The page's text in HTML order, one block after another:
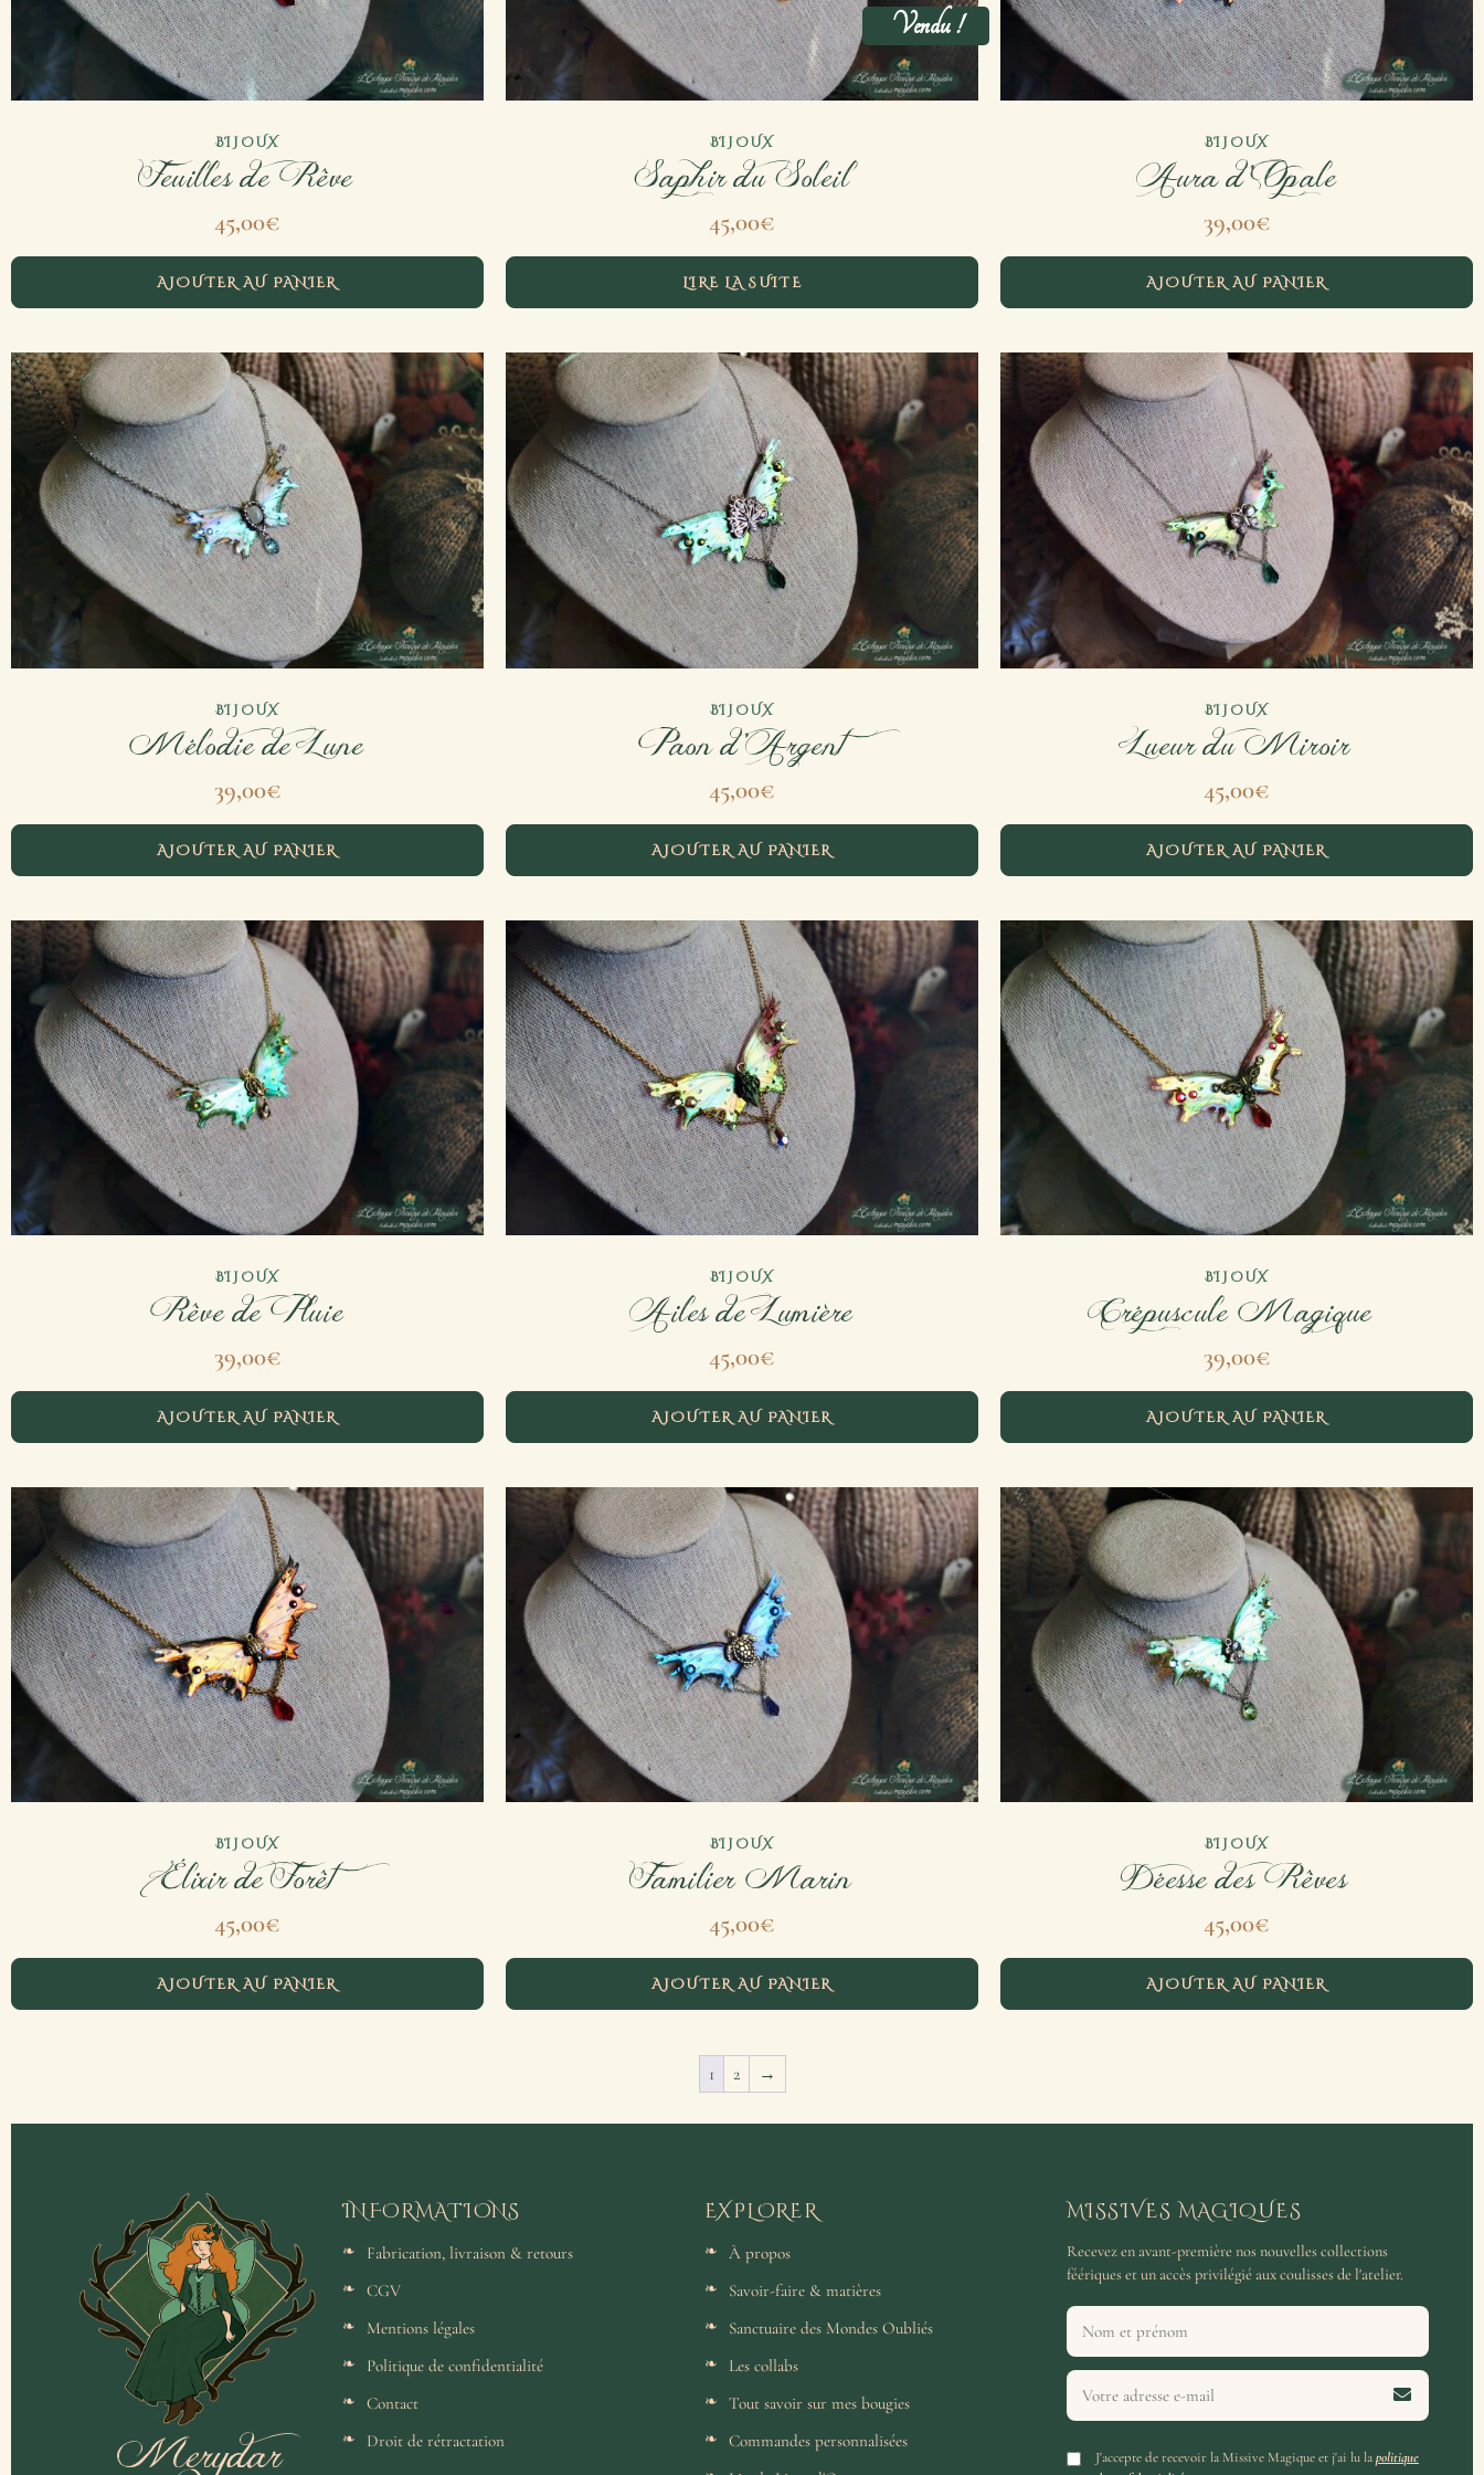
BIJOUX
Feuilles de Rêve
45,00€
AJOUTER AU PANIER
Vendu !
BIJOUX
Saphir du Soleil
45,00€
LIRE LA SUITE
BIJOUX
Aura d’Opale
39,00€
AJOUTER AU PANIER
BIJOUX
Mélodie de Lune
39,00€
AJOUTER AU PANIER
BIJOUX
Paon d’Argent
45,00€
AJOUTER AU PANIER
BIJOUX
Lueur du Miroir
45,00€
AJOUTER AU PANIER
BIJOUX
Rêve de Pluie
39,00€
AJOUTER AU PANIER
BIJOUX
Ailes de Lumière
45,00€
AJOUTER AU PANIER
BIJOUX
Crépuscule Magique
39,00€
AJOUTER AU PANIER
BIJOUX
Élixir de Forêt
45,00€
AJOUTER AU PANIER
BIJOUX
Familier Marin
45,00€
AJOUTER AU PANIER
BIJOUX
Déesse des Rêves
45,00€
AJOUTER AU PANIER
1 2 →
Merydar
INFORMATIONS
Fabrication, livraison & retours
CGV
Mentions légales
Politique de confidentialité
Contact
Droit de rétractation
EXPLORER
À propos
Savoir-faire & matières
Sanctuaire des Mondes Oubliés
Les collabs
Tout savoir sur mes bougies
Commandes personnalisées
MISSIVES MAGIQUES
Recevez en avant-première nos nouvelles collections
féériques et un accès privilégié aux coulisses de l'atelier.
J'accepte de recevoir la Missive Magique et j'ai lu lapolitique